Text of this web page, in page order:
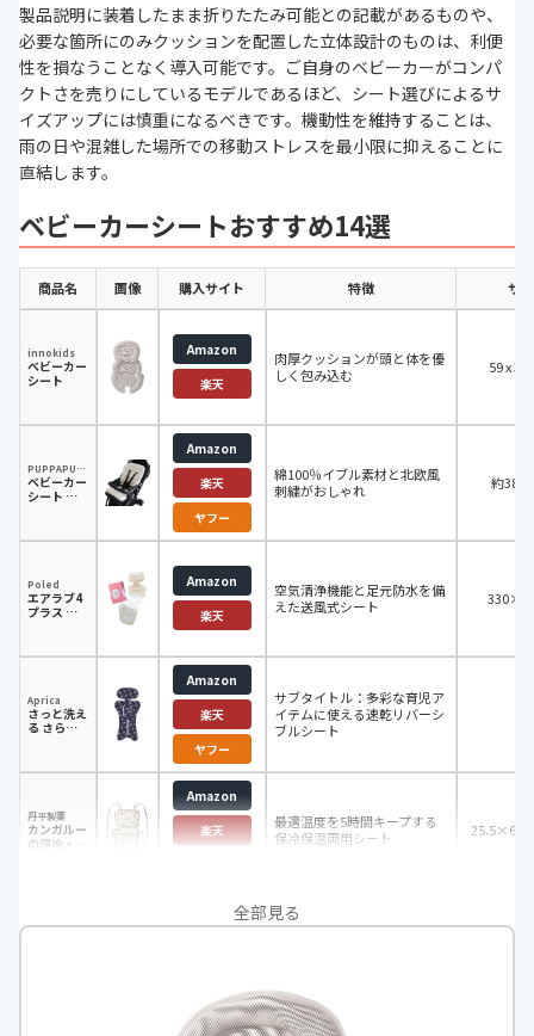
製品説明に装着したまま折りたたみ可能との記載があるものや、
必要な箇所にのみクッションを配置した立体設計のものは、利便
性を損なうことなく導入可能です。ご自身のベビーカーがコンパ
クトさを売りにしているモデルであるほど、シート選びによるサ
イズアップには慎重になるべきです。機動性を維持することは、
雨の日や混雑した場所での移動ストレスを最小限に抑えることに
直結します。
ベビーカーシートおすすめ14選
商品名 画像 購入サイト 特徴 サ
innokids
ベビーカー
シート
Amazon
楽天
肉厚クッションが頭と体を優
しく包み込む
‎59 x 38
PUPPAPUPO
ベビーカー
シート ク
Amazon
楽天
ヤフー
綿100％イブル素材と北欧風
刺繍がおしゃれ
約
Poled
エアラブ4
プラス ロ
Amazon
楽天
空気清浄機能と足元防水を備
えた送風式シート
Aprica
さっと洗え
る さらっ
Amazon
楽天
ヤフー
サブタイトル：多彩な育児ア
イテムに使える速乾リバーシ
ブルシート
丹平製薬
カンガルー
の保冷・保
Amazon
楽天
最適温度を5時間キープする
保冷保温両用シート
全部見る